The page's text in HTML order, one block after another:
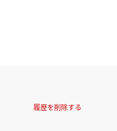
履歴を削除する